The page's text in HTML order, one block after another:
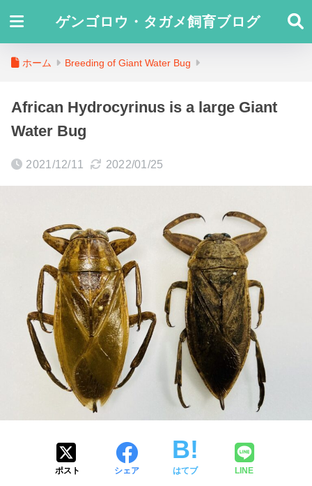
ゲンゴロウ・タガメ飼育ブログ
ホーム Breeding of Giant Water Bug
African Hydrocyrinus is a large Giant
Water Bug
2021/12/11 2022/01/25
ポスト シェア はてブ LINE